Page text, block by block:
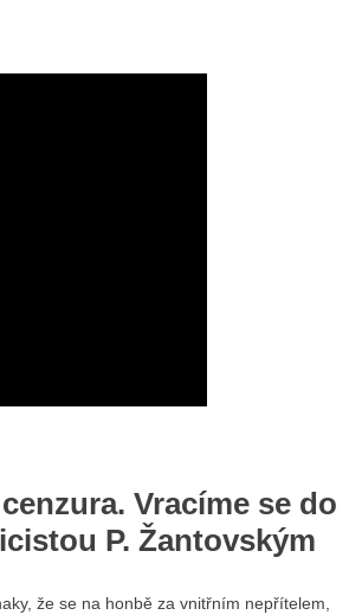
Vracíme se do
P. Žantovským
že se na honbě za vnitřním nepřítelem,